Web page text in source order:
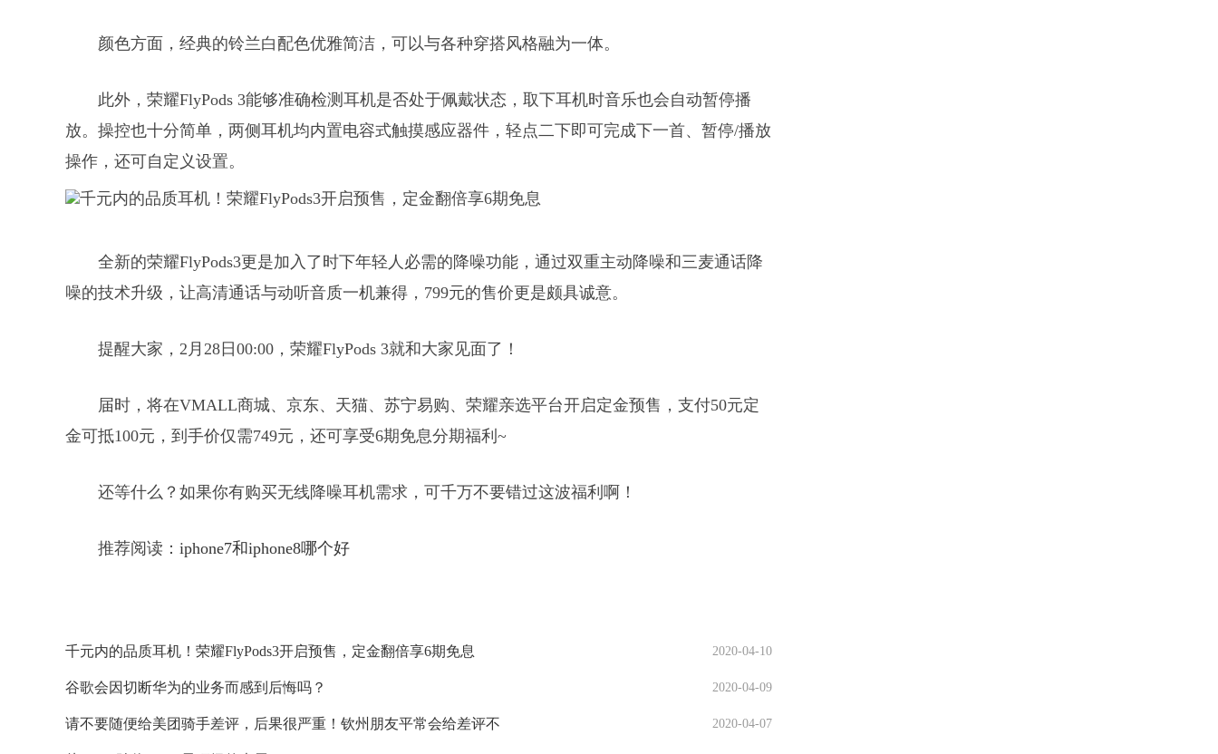
颜色方面，经典的铃兰白配色优雅简洁，可以与各种穿搭风格融为一体。
此外，荣耀FlyPods 3能够准确检测耳机是否处于佩戴状态，取下耳机时音乐也会自动暂停播
放。操控也十分简单，两侧耳机均内置电容式触摸感应器件，轻点二下即可完成下一首、暂停/播放
操作，还可自定义设置。
全新的荣耀FlyPods3更是加入了时下年轻人必需的降噪功能，通过双重主动降噪和三麦通话降
噪的技术升级，让高清通话与动听音质一机兼得，799元的售价更是颇具诚意。
提醒大家，2月28日00:00，荣耀FlyPods 3就和大家见面了！
届时，将在VMALL商城、京东、天猫、苏宁易购、荣耀亲选平台开启定金预售，支付50元定
金可抵100元，到手价仅需749元，还可享受6期免息分期福利~
还等什么？如果你有购买无线降噪耳机需求，可千万不要错过这波福利啊！
推荐阅读： iphone7和iphone8哪个好
2020-04-10
千元内的品质耳机！荣耀FlyPods3开启预售，定金翻倍享6期免息
2020-04-09
谷歌会因切断华为的业务而感到后悔吗？
2020-04-07
请不要随便给美团骑手差评，后果很严重！钦州朋友平常会给差评不